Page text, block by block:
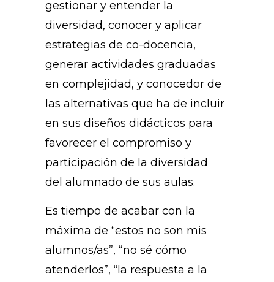
gestionar y entender la
diversidad, conocer y aplicar
estrategias de co-docencia,
generar actividades graduadas
en complejidad, y conocedor de
las alternativas que ha de incluir
en sus diseños didácticos para
favorecer el compromiso y
participación de la diversidad
del alumnado de sus aulas.
Es tiempo de acabar con la
máxima de “estos no son mis
alumnos/as”, “no sé cómo
atenderlos”, “la respuesta a la